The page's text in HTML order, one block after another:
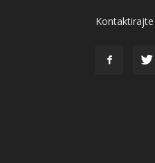
Kontaktirajte